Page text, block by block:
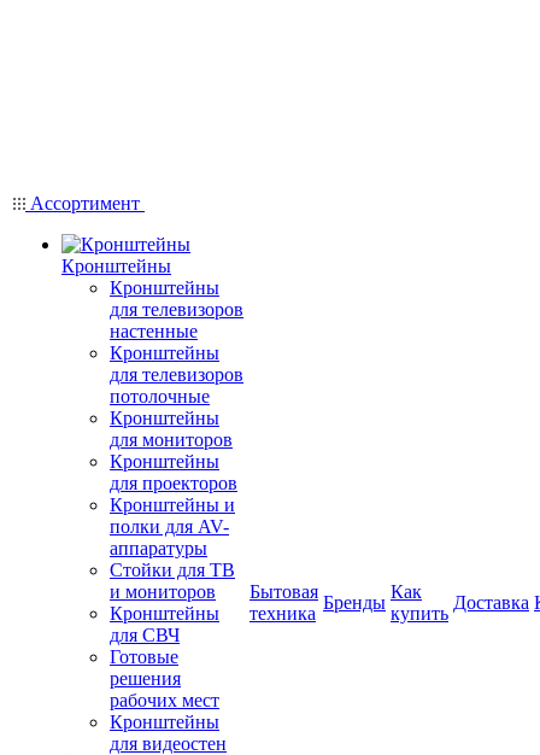
Ассортимент
Кронштейны
Кронштейны
для телевизоров
настенные
Кронштейны
для телевизоров
потолочные
Кронштейны
для мониторов
Кронштейны
для проекторов
Кронштейны и
полки для AV-
аппаратуры
Стойки для ТВ
и мониторов
Кронштейны
для СВЧ
Готовые
решения
рабочих мест
Кронштейны
для видеостен
Бытовая
техника
Бренды
Как
купить
Доставка